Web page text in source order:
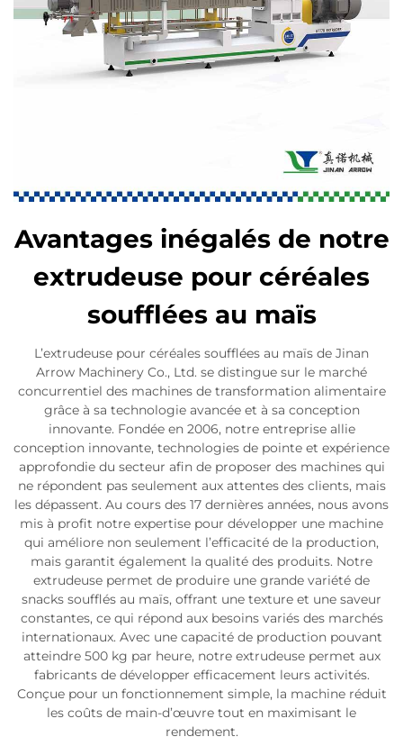
Avantages inégalés de notre
extrudeuse pour céréales
soufflées au maïs
L’extrudeuse pour céréales soufflées au maïs de Jinan
Arrow Machinery Co., Ltd. se distingue sur le marché
concurrentiel des machines de transformation alimentaire
grâce à sa technologie avancée et à sa conception
innovante. Fondée en 2006, notre entreprise allie
conception innovante, technologies de pointe et expérience
approfondie du secteur afin de proposer des machines qui
ne répondent pas seulement aux attentes des clients, mais
les dépassent. Au cours des 17 dernières années, nous avons
mis à profit notre expertise pour développer une machine
qui améliore non seulement l’efficacité de la production,
mais garantit également la qualité des produits. Notre
extrudeuse permet de produire une grande variété de
snacks soufflés au maïs, offrant une texture et une saveur
constantes, ce qui répond aux besoins variés des marchés
internationaux. Avec une capacité de production pouvant
atteindre 500 kg par heure, notre extrudeuse permet aux
fabricants de développer efficacement leurs activités.
Conçue pour un fonctionnement simple, la machine réduit
les coûts de main-d’œuvre tout en maximisant le
rendement.